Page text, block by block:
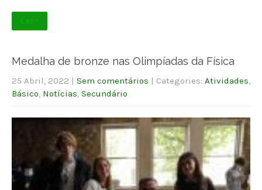
Ler +
Medalha de bronze nas Olimpíadas da Física
25 Abril, 2022 | Sem comentários | Categories: Atividades,
Básico, Notícias, Secundário